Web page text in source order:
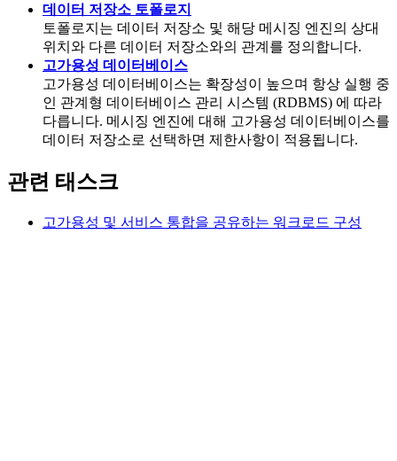
데이터 저장소 토폴로지
토폴로지는 데이터 저장소 및 해당 메시징 엔진의 상대
위치와 다른 데이터 저장소와의 관계를 정의합니다.
고가용성 데이터베이스
고가용성 데이터베이스는 확장성이 높으며 항상 실행 중
인 관계형 데이터베이스 관리 시스템 (RDBMS) 에 따라
다릅니다. 메시징 엔진에 대해 고가용성 데이터베이스를
데이터 저장소로 선택하면 제한사항이 적용됩니다.
관련 태스크
고가용성 및 서비스 통합을 공유하는 워크로드 구성